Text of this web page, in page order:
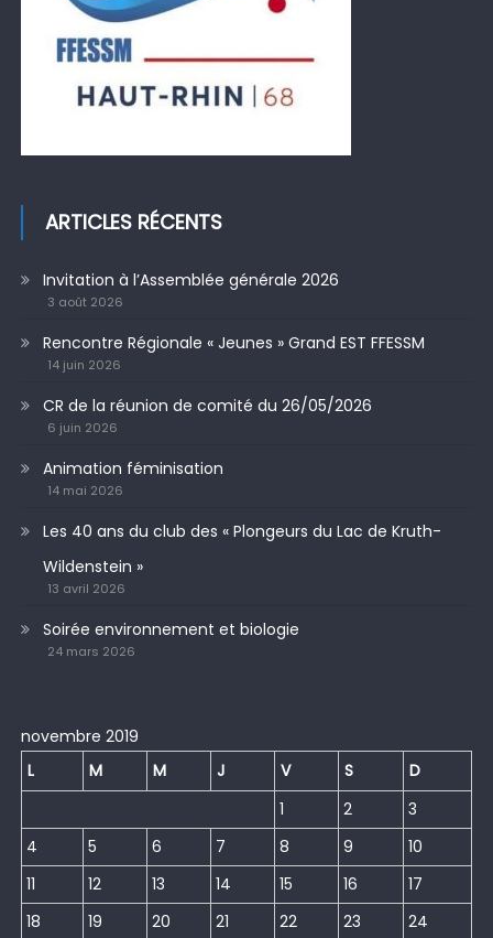
ARTICLES RÉCENTS
Invitation à l’Assemblée générale 2026
3 août 2026
Rencontre Régionale « Jeunes » Grand EST FFESSM
14 juin 2026
CR de la réunion de comité du 26/05/2026
6 juin 2026
Animation féminisation
14 mai 2026
Les 40 ans du club des « Plongeurs du Lac de Kruth-
Wildenstein »
13 avril 2026
Soirée environnement et biologie
24 mars 2026
novembre 2019
L
M M J V S
D
1
2
3
4
5 6 7 8 9
10
11
12 13 14 15 16
17
18
19 20 21 22 23 24